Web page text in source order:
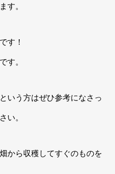
す。
す！
です。
いう方はぜひ参考になさっ
い。
から収穫してすぐのものを